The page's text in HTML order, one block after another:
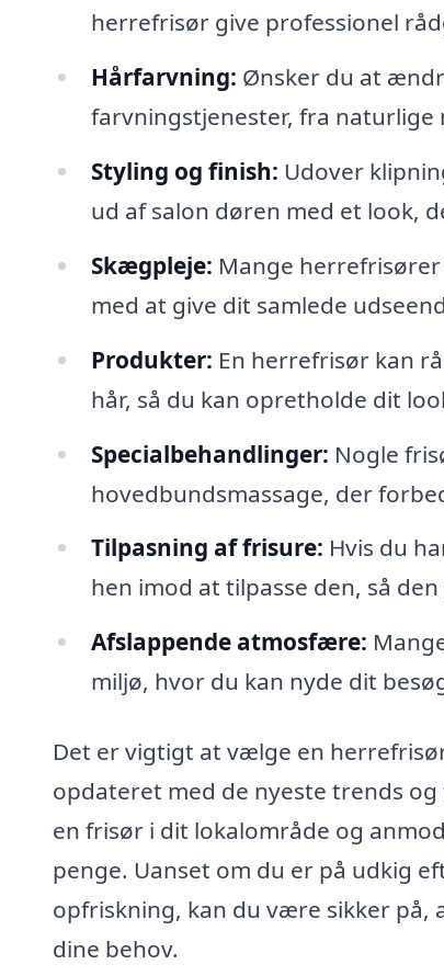
herrefrisør give professionel
Hårfarvning: Ønsker du at
farvningstjenester, fra naturlige
Styling og finish: Udover
ud af salon døren med et look,
Skægpleje: Mange
med at give dit samlede
Produkter: En herrefrisør kan
hår, så du kan opretholde dit
Specialbehandlinger: Nogle
hovedbundsmassage, der
Tilpasning af frisure: Hvis du
hen imod at tilpasse den, så
Afslappende atmosfære:
miljø, hvor du kan nyde dit
Det er vigtigt at vælge en
opdateret med de nyeste trends
en frisør i dit lokalområde og
penge. Uanset om du er på udkig
opfriskning, kan du være sikker på,
dine behov.